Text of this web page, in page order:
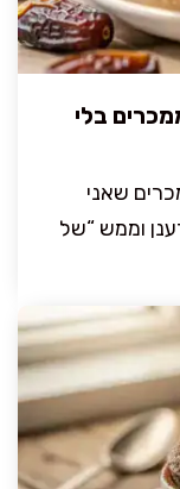
בלי
שאני
וממש “של